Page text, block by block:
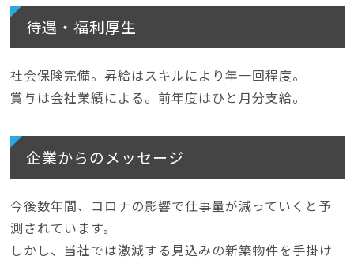
待遇・福利厚生
社会保険完備。昇給はスキルにより年一回程度。
賞与は会社業績による。前年度はひと月分支給。
企業からのメッセージ
今後数年間、コロナの影響で仕事量が減っていくと予
測されています。
しかし、当社では激減する見込みの新築物件を手掛け